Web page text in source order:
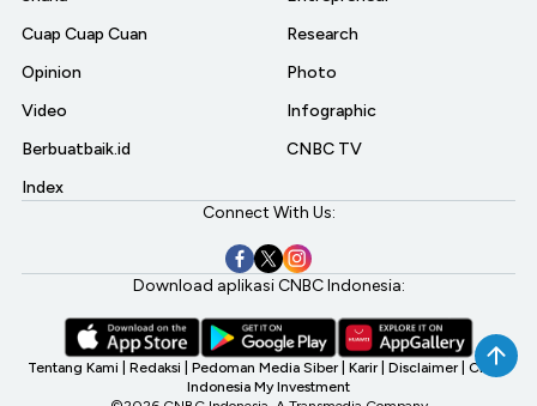
Cuap Cuap Cuan
Opinion
Video
Berbuatbaik.id
Index
Research
Photo
Infographic
CNBC TV
Connect With Us:
Download aplikasi CNBC Indonesia:
Tentang Kami Redaksi Pedoman Media Siber Karir Disclaimer CNBC
Indonesia My Investment